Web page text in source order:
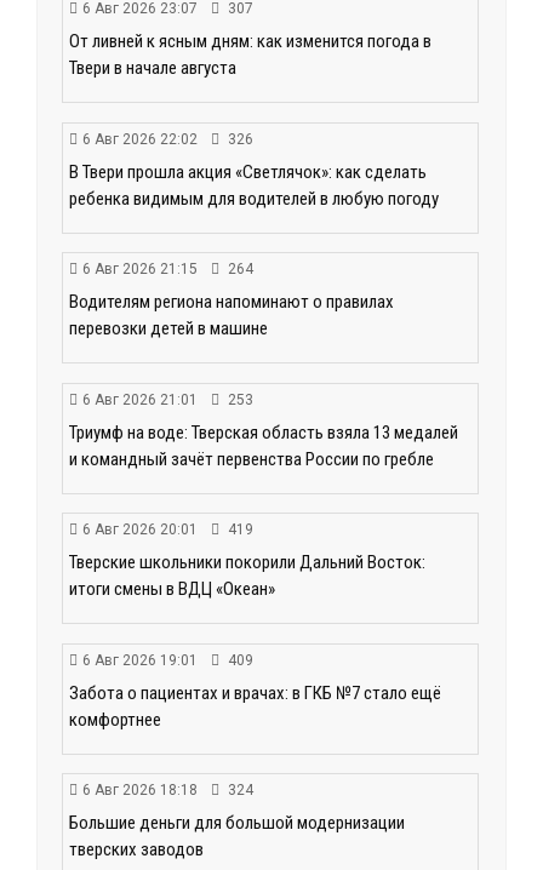
6 Авг 2026 23:07 307
От ливней к ясным дням: как изменится погода в
Твери в начале августа
6 Авг 2026 22:02 326
В Твери прошла акция «Светлячок»: как сделать
ребенка видимым для водителей в любую погоду
6 Авг 2026 21:15 264
Водителям региона напоминают о правилах
перевозки детей в машине
6 Авг 2026 21:01 253
Триумф на воде: Тверская область взяла 13 медалей
и командный зачёт первенства России по гребле
6 Авг 2026 20:01 419
Тверские школьники покорили Дальний Восток:
итоги смены в ВДЦ «Океан»
6 Авг 2026 19:01 409
Забота о пациентах и врачах: в ГКБ №7 стало ещё
комфортнее
6 Авг 2026 18:18 324
Большие деньги для большой модернизации
тверских заводов